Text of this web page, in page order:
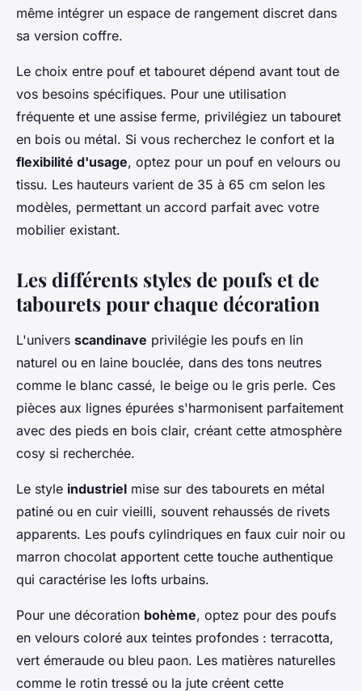
même intégrer un espace de rangement discret dans
sa version coffre.
Le choix entre pouf et tabouret dépend avant tout de
vos besoins spécifiques. Pour une utilisation
fréquente et une assise ferme, privilégiez un tabouret
en bois ou métal. Si vous recherchez le confort et la
flexibilité d'usage, optez pour un pouf en velours ou
tissu. Les hauteurs varient de 35 à 65 cm selon les
modèles, permettant un accord parfait avec votre
mobilier existant.
Les différents styles de poufs et de
tabourets pour chaque décoration
L'univers scandinave privilégie les poufs en lin
naturel ou en laine bouclée, dans des tons neutres
comme le blanc cassé, le beige ou le gris perle. Ces
pièces aux lignes épurées s'harmonisent parfaitement
avec des pieds en bois clair, créant cette atmosphère
cosy si recherchée.
Le style industriel mise sur des tabourets en métal
patiné ou en cuir vieilli, souvent rehaussés de rivets
apparents. Les poufs cylindriques en faux cuir noir ou
marron chocolat apportent cette touche authentique
qui caractérise les lofts urbains.
Pour une décoration bohème, optez pour des poufs
en velours coloré aux teintes profondes : terracotta,
vert émeraude ou bleu paon. Les matières naturelles
comme le rotin tressé ou la jute créent cette